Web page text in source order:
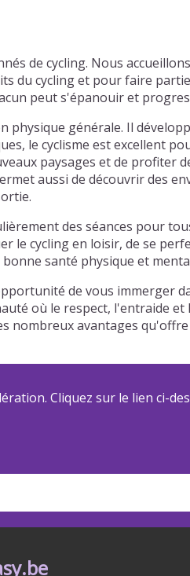
de cycling. Nous
du cycling et pour faire
peut s'épanouir et
générale. Il
le cyclisme est excellent
paysages et de profiter
aussi de découvrir des
des séances pour
le cycling en loisir, de se
santé physique et
de vous immerger
où le respect, l'entraide
nombreux avantages
Cliquez sur le lien ci-